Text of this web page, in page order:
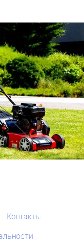
Контакты